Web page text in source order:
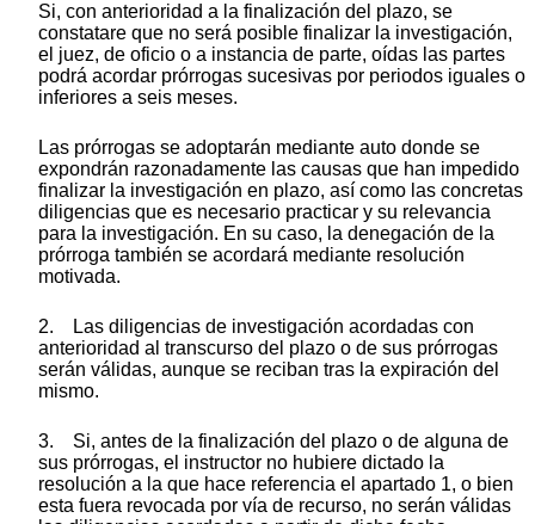
Si, con anterioridad a la finalización del plazo, se
constatare que no será posible finalizar la investigación,
el juez, de oficio o a instancia de parte, oídas las partes
podrá acordar prórrogas sucesivas por periodos iguales o
inferiores a seis meses.
Las prórrogas se adoptarán mediante auto donde se
expondrán razonadamente las causas que han impedido
finalizar la investigación en plazo, así como las concretas
diligencias que es necesario practicar y su relevancia
para la investigación. En su caso, la denegación de la
prórroga también se acordará mediante resolución
motivada.
2. Las diligencias de investigación acordadas con
anterioridad al transcurso del plazo o de sus prórrogas
serán válidas, aunque se reciban tras la expiración del
mismo.
3. Si, antes de la finalización del plazo o de alguna de
sus prórrogas, el instructor no hubiere dictado la
resolución a la que hace referencia el apartado 1, o bien
esta fuera revocada por vía de recurso, no serán válidas